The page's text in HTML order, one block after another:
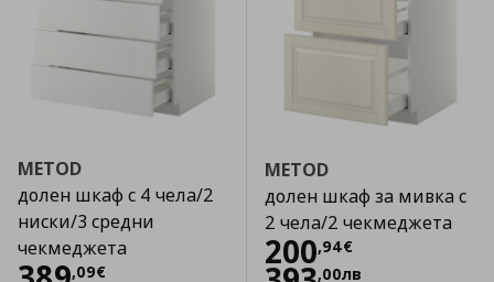
METOD
долен шкаф с 4 чела/2
ниски/3 средни
чекмеджета
,09€
METOD
долен шкаф за мивка с
2 чела/2 чекмеджета
200,94€
Цена
,00лв